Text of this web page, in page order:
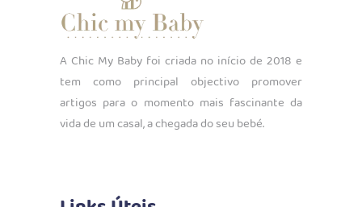
A Chic My Baby foi criada no início de 2018 e
tem como principal objectivo promover
artigos para o momento mais fascinante da
vida de um casal, a chegada do seu bebé.